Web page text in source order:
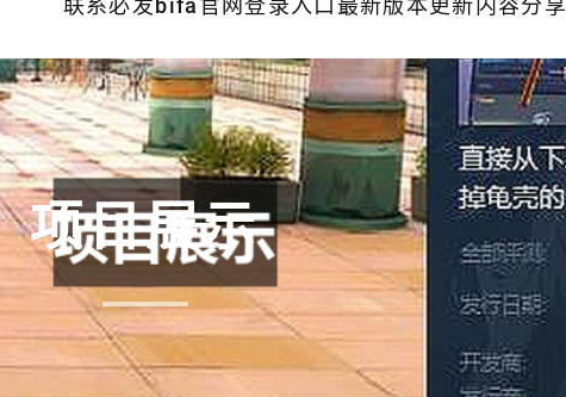
联系必发bifa官网登录入口最新版本更新内容分享
项目展示